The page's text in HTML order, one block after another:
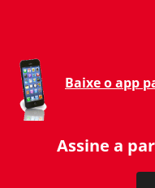
Baixe o app
Assine a